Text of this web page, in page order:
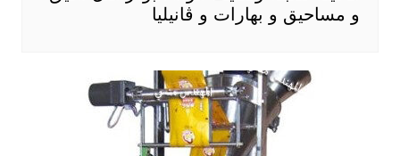
و مساحيق و بهارات و ڤانيليا